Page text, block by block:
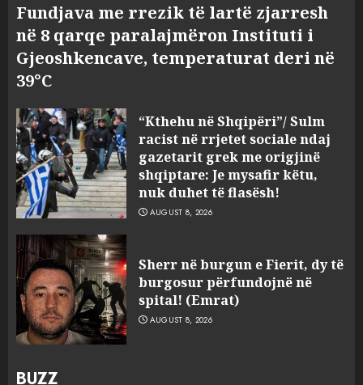
Fundjava me rrezik të lartë zjarresh
në 8 qarqe paralajmëron Instituti i
Gjeoshkencave, temperaturat deri në
39°C
“Kthehu në Shqipëri”/ Sulm
racist në rrjetet sociale ndaj
gazetarit grek me origjinë
shqiptare: Je mysafir këtu,
nuk duhet të flasësh!
AUGUST 8, 2026
Sherr në burgun e Fierit, dy të
burgosur përfundojnë në
spital! (Emrat)
AUGUST 8, 2026
BUZZ